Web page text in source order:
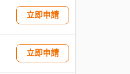
立即申請
立即申請